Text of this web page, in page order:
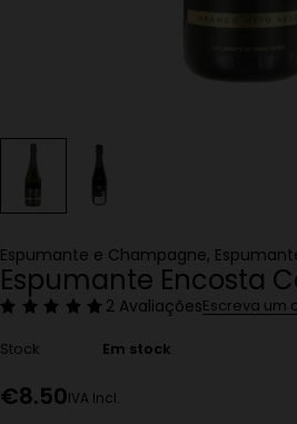
Espumante e Champagne,
Espumante Encosta
2 AvaliaçõesEscreva um
Stock Em stock
€8.50IVA Incl.